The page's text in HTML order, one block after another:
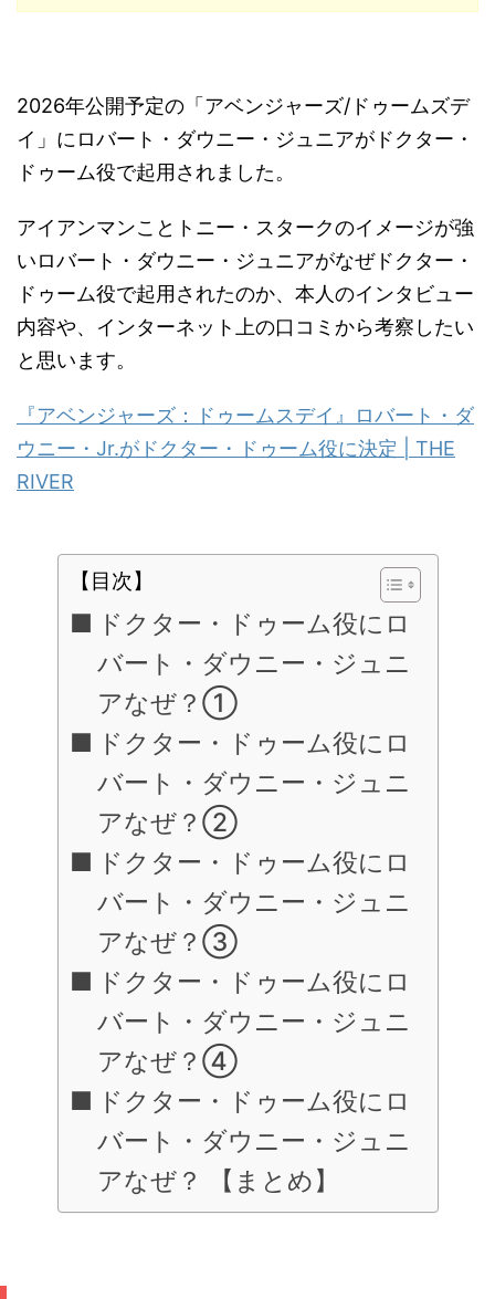
2026年公開予定の「アベンジャーズ/ドゥームズデ
イ」にロバート・ダウニー・ジュニアがドクター・
ドゥーム役で起用されました。
アイアンマンことトニー・スタークのイメージが強
いロバート・ダウニー・ジュニアがなぜドクター・
ドゥーム役で起用されたのか、本人のインタビュー
内容や、インターネット上の口コミから考察したい
と思います。
『アベンジャーズ：ドゥームスデイ』ロバート・ダ
ウニー・ Jr.がドクター・ドゥーム役に決定 | THE
RIVER
【目次】
ドクター・ドゥーム役にロ
バート・ダウニー・ジュニ
アなぜ？①
ドクター・ドゥーム役にロ
バート・ダウニー・ジュニ
アなぜ？②
ドクター・ドゥーム役にロ
バート・ダウニー・ジュニ
アなぜ？③
ドクター・ドゥーム役にロ
バート・ダウニー・ジュニ
アなぜ？④
ドクター・ドゥーム役にロ
バート・ダウニー・ジュニ
アなぜ？ 【まとめ】